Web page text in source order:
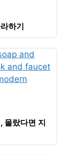
하기
몰랐다면 지